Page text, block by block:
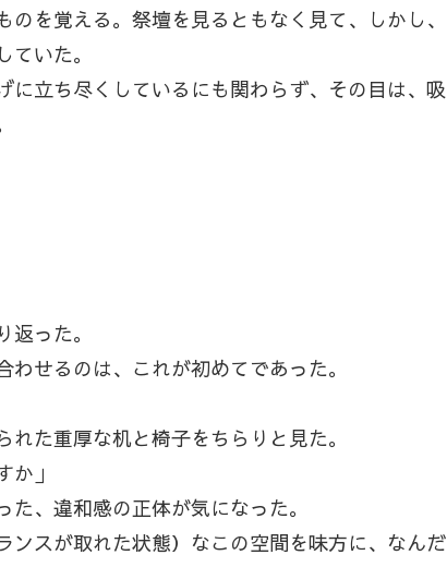
を覚える。祭壇を見るともなく見て、しかし、
いた。
立ち尽くしているにも関わらず、その目は、吸
った。
せるのは、これが初めてであった。
た重厚な机と椅子をちらりと見た。
か」
、違和感の正体が気になった。
スが取れた状態）なこの空間を味方に、なんだ